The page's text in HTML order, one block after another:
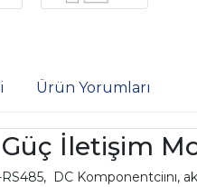
Ürün Yorumları
İletişim
DC Komponentciını,